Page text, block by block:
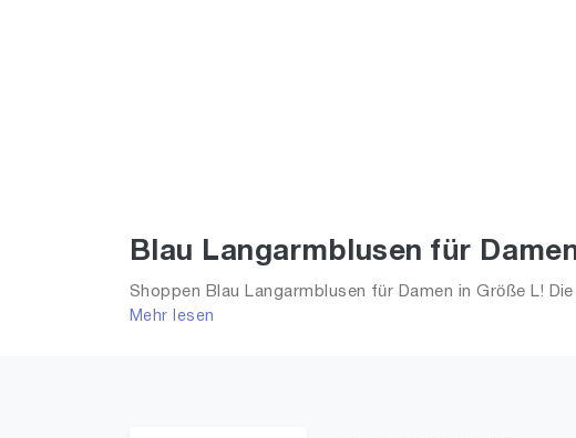
Blau Langarmblusen für
Shoppen Blau Langarmblusen für Damen in Größe L!
Trends aus 2026 für Frauen!
Mehr lesen